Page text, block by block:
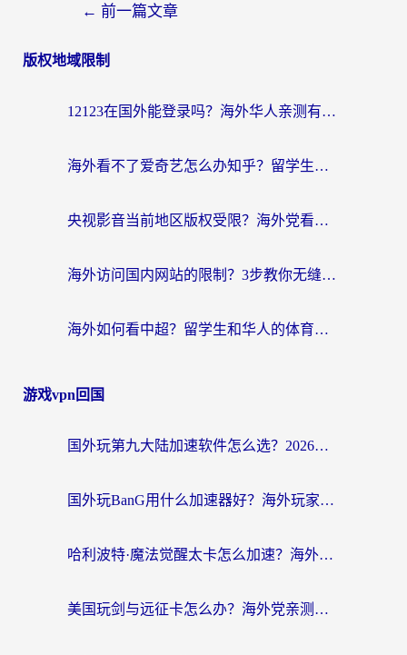
← 前一篇文章
版权地域限制
12123在国外能登录吗？海外华人亲测有效的回国加速器选择指南
海外看不了爱奇艺怎么办知乎？留学生亲测有效的回国加速方案
央视影音当前地区版权受限？海外党看国内剧、追电视台的终极解决方案
海外访问国内网站的限制？3步教你无缝解锁国内资源（附实测最优工具）
海外如何看中超？留学生和华人的体育赛事观看终极指南（附欧洲杯奥运会观看技巧）
游戏vpn回国
国外玩第九大陆加速软件怎么选？2026终极指南帮你告别延迟卡顿
国外玩BanG用什么加速器好？海外玩家亲测的国服游戏加速终极方案
哈利波特·魔法觉醒太卡怎么加速？海外党亲测有效的国服游戏加速指南
美国玩剑与远征卡怎么办？海外党亲测有效的国服游戏加速指南